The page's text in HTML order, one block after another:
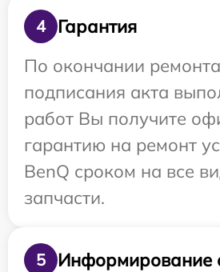
4
Гарантия
По окончании
подписания акта
работ Вы получите
гарантию на ремонт
BenQ сроком на все
запчасти.
5
Информирование